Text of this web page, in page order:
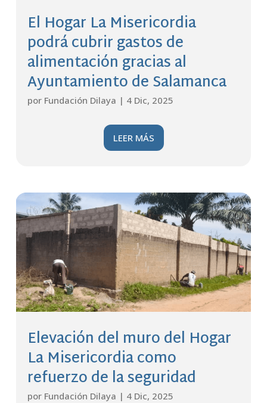
El Hogar La Misericordia
podrá cubrir gastos de
alimentación gracias al
Ayuntamiento de Salamanca
por Fundación Dilaya | 4 Dic, 2025
LEER MÁS
Elevación del muro del Hogar
La Misericordia como
refuerzo de la seguridad
por Fundación Dilaya | 4 Dic, 2025